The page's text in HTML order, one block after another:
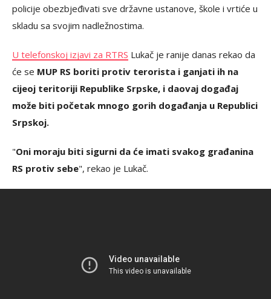
policije obezbjeđivati sve državne ustanove, škole i vrtiće u
skladu sa svojim nadležnostima.
U telefonskoj izjavi za RTRS Lukač je ranije danas rekao da
će se MUP RS boriti protiv terorista i ganjati ih na
cijeoj teritoriji Republike Srpske, i daovaj događaj
može biti početak mnogo gorih događanja u Republici
Srpskoj.
"Oni moraju biti sigurni da će imati svakog građanina
RS protiv sebe", rekao je Lukač.